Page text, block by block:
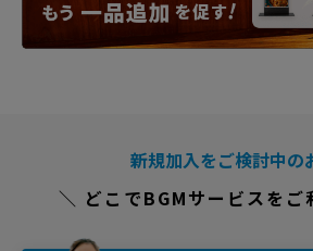
新規加入をご検討中の
＼ どこでBGMサービスをご